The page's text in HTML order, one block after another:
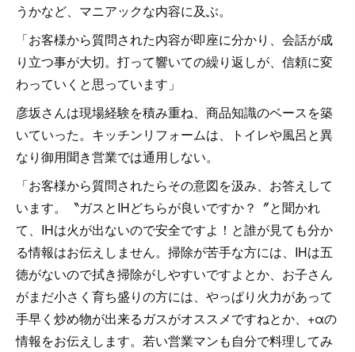
うかなど、マニアックな内容に及ぶ。
「お客様から質問された内容が即座に分かり、会話が成
り立つ事が大切。打って響いての繰り返しが、信頼に変
わっていくと思っています」
彦坂さんは現場経験を積み重ね、商品知識のベースを築
いていった。キッチンリフォームは、トイレや風呂と異
なり御用聞き営業では通用しない。
「お客様から質問されたらその意図を汲み、お答えして
います。〝ガスとIHどちらが良いですか？〞と聞かれ
て、IHは火が出ないので安全ですよ！と誰が見ても分か
る情報はお伝えしません。掃除が苦手な方には、IHは五
徳がないので拭き掃除がしやすいですよとか、お子さん
がまだ小さく育ち盛りの方には、やっぱり火力があって
手早く炒め物が出来るガスがオススメですねとか、+αの
情報をお伝えします。若い営業マンも自分で料理してみ